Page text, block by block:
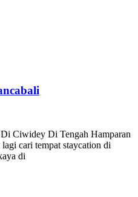
Ciwidey Di Tengah Hamparan
cari tempat staycation di
di